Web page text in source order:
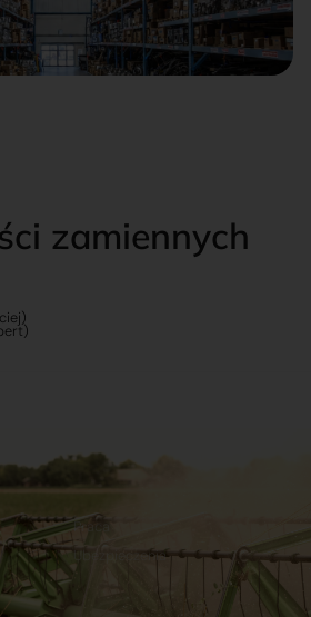
zamiennych
Praca
Ubezpieczenia